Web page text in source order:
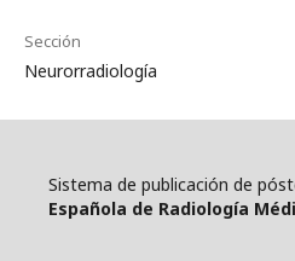
Sección
Neurorradiología
Sistema de publicación de
Española de Radiología